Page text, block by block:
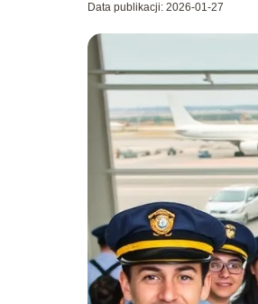
Data publikacji: 2026-01-27